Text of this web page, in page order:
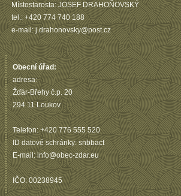
Místostarosta: JOSEF DRAHOŇOVSKÝ
tel.: +420 774 740 188
e-mail: j.drahonovsky@post.cz
Obecní úřad:
adresa:
Žďár-Břehy č.p. 20
294 11 Loukov
Telefon: +420 776 555 520
ID datové schránky: snbbact
E-mail: info@obec-zdar.eu
IČO: 00238945